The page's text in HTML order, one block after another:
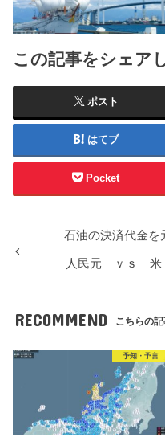
この記事をシェア
ポスト
はてブ
Pocket
石油の決済代金
人民元 ｖｓ 米
RECOMMEND こちらの記
予知・予言